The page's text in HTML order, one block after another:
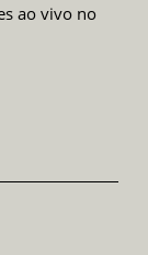
ao vivo no